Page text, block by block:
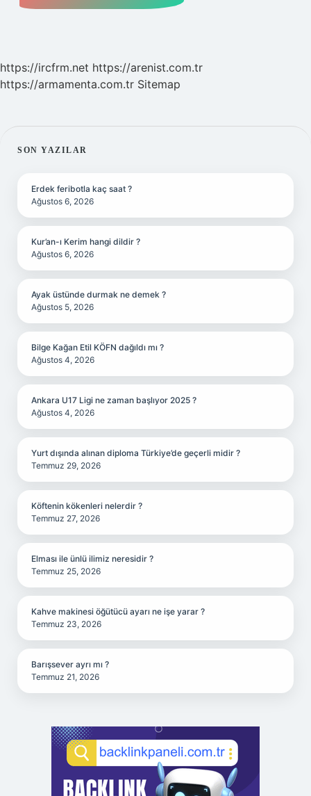
https://ircfrm.net https://arenist.com.tr
https://armamenta.com.tr Sitemap
SIDEBAR
SON YAZILAR
Erdek feribotla kaç saat ?
Ağustos 6, 2026
Kur’an-ı Kerim hangi dildir ?
Ağustos 6, 2026
Ayak üstünde durmak ne demek ?
Ağustos 5, 2026
Bilge Kağan Etil KÖFN dağıldı mı ?
Ağustos 4, 2026
Ankara U17 Ligi ne zaman başlıyor 2025 ?
Ağustos 4, 2026
Yurt dışında alınan diploma Türkiye’de geçerli midir ?
Temmuz 29, 2026
Köftenin kökenleri nelerdir ?
Temmuz 27, 2026
Elması ile ünlü ilimiz neresidir ?
Temmuz 25, 2026
Kahve makinesi öğütücü ayarı ne işe yarar ?
Temmuz 23, 2026
Barışsever ayrı mı ?
Temmuz 21, 2026